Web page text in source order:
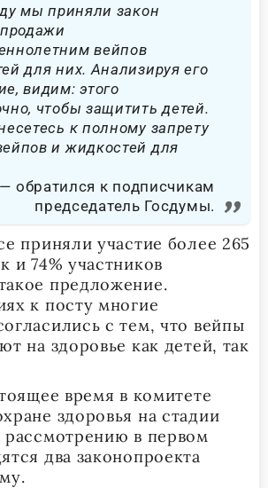
мы приняли закон
вейпов
для них. Анализируя его
видим: этого
чтобы защитить детей.
к полному запрету
и жидкостей для
обратился к подписчикам
председатель Госдумы.
приняли участие более 265
и 74% участников
предложение.
к посту многие
с тем, что вейпы
на здоровье как детей, так
время в комитете
здоровья на стадии
рассмотрению в первом
два законопроекта